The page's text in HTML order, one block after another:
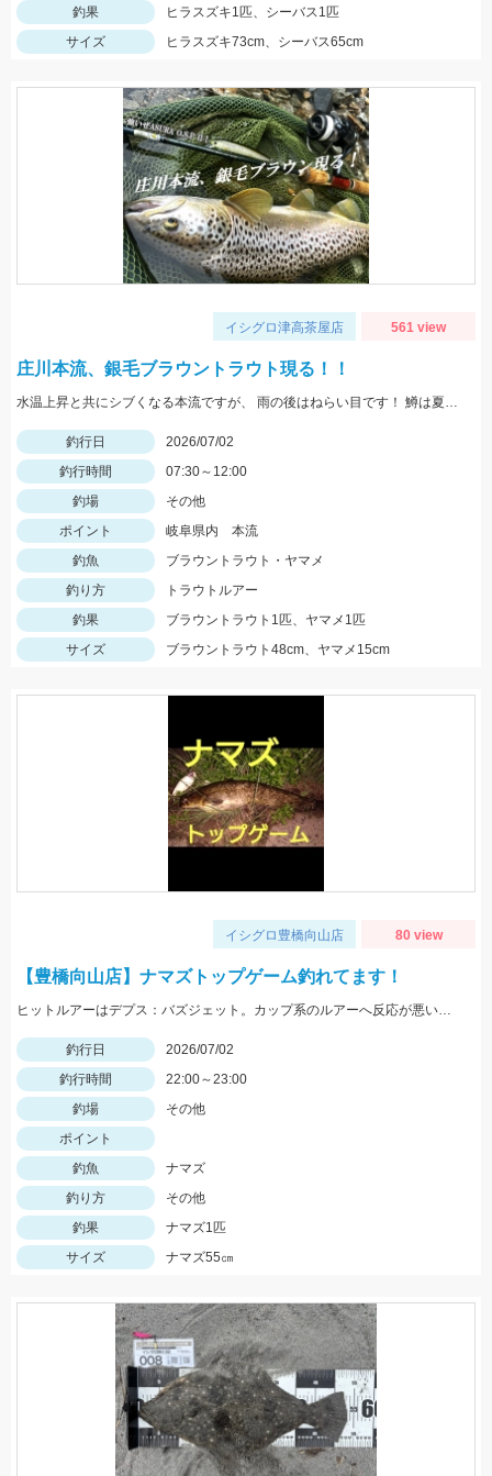
釣果
ヒラスズキ1匹、シーバス1匹
サイズ
ヒラスズキ73cm、シーバス65cm
イシグロ津高茶屋店 561 view
庄川本流、銀毛ブラウントラウト現る！！
水温上昇と共にシブくなる本流ですが、 雨の後はねらい目です！ 鱒は夏が旬です！美味しい大鱒釣っちゃいましょう～！
釣行日
2026/07/02
釣行時間
07:30～12:00
釣場
その他
ポイント
岐阜県内 本流
釣魚
ブラウントラウト・ヤマメ
釣り方
トラウトルアー
釣果
ブラウントラウト1匹、ヤマメ1匹
サイズ
ブラウントラウト48cm、ヤマメ15cm
イシグロ豊橋向山店 80 view
【豊橋向山店】ナマズトップゲーム釣れてます！
ヒットルアーはデプス：バズジェット。カップ系のルアーへ反応が悪い時にオススメのルアーです。ぜひお試しください。
釣行日
2026/07/02
釣行時間
22:00～23:00
釣場
その他
ポイント
釣魚
ナマズ
釣り方
その他
釣果
ナマズ1匹
サイズ
ナマズ55㎝